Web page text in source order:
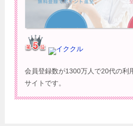
イククル
会員登録数が1300万人で20代の利
サイトです。